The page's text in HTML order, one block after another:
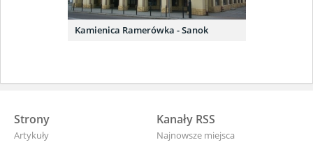
Kamienica Ramerówka - Sanok
Strony
Artykuły
Kanały RSS
Najnowsze miejsca